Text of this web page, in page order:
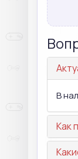
В
Как